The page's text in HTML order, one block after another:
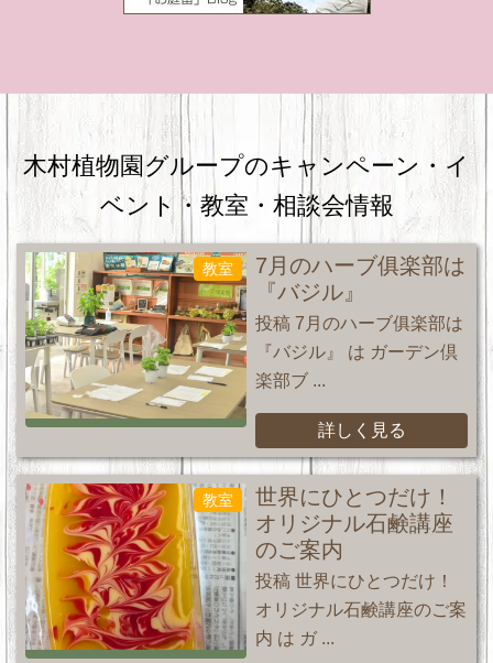
木村植物園グループのキャンペーン・ イ
ベント・教室・相談会情報
教室
7月のハーブ俱楽部は
『バジル』
投稿 7月のハーブ俱楽部は
『バジル』 は ガーデン倶
楽部ブ ...
詳しく見る
教室
世界にひとつだけ！
オリジナル石鹸講座
のご案内
投稿 世界にひとつだけ！
オリジナル石鹸講座のご案
内 は ガ ...